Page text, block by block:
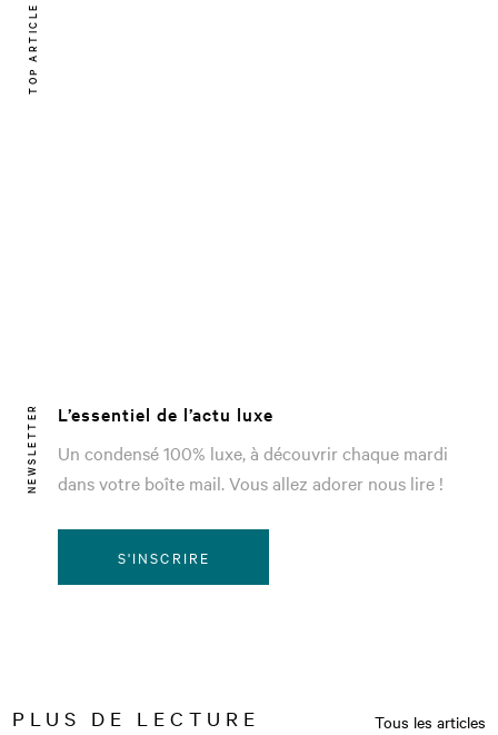
TOP ARTICLE
NEWSLETTER
L’essentiel de l’actu luxe
Un condensé 100% luxe, à découvrir chaque mardi
dans votre boîte mail. Vous allez adorer nous lire !
S'INSCRIRE
PLUS DE LECTURE Tous les articles